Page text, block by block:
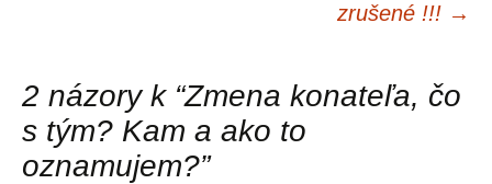
zrušené !!! →
2 názory k “Zmena konateľa, čo
s tým? Kam a ako to
oznamujem?”